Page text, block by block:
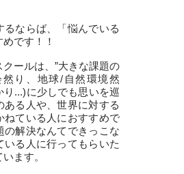
るならば、「悩んでいる
です！！
クールは、”大きな課題の
然り、地球/自然環境然
り...)に少しでも思いを巡
ある人や、世界に対する
ねている人におすすめで
の解決なんてできっこな
いる人に行ってもらいた
ます。